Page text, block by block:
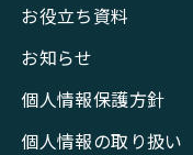
お役立ち資料
お知らせ
個人情報保護方針
個人情報の取り扱い